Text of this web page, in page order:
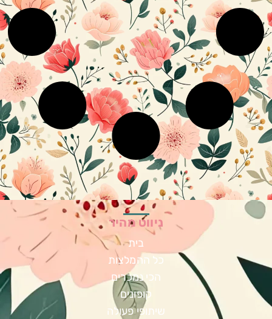
ניווט מהיר
בית
כל ההמלצות
הכי נמכרים
קופונים
שיתופי פעולה